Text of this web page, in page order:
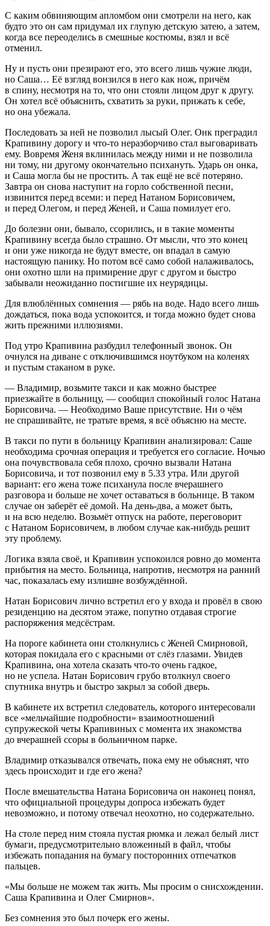
С каким обвиняющим апломбом они смотрели на него, как
будто это он сам придумал их глупую детскую затею, а затем,
когда все переоделись в смешные костюмы, взял и всё
отменил.
Ну и пусть они презирают его, это всего лишь чужие люди,
но Саша… Её взгляд вонзился в него как нож, причём
в спину, несмотря на то, что они стояли лицом друг к другу.
Он хотел всё объяснить, схватить за руки, прижать к себе,
но она убежала.
Последовать за ней не позволил лысый Олег. Онк преградил
Крапивину дорогу и что-то неразборчиво стал выговаривать
ему. Вовремя Женя вклинилась между ними и не позволила
ни тому, ни другому окончательно психануть. Ударь он онка,
и Саша могла бы не простить. А так ещё не всё потеряно.
Завтра он снова наступит на горло собственной песни,
извинится перед всеми: и перед Натаном Борисовичем,
и перед Олегом, и перед Женей, и Саша помилует его.
До болезни они, бывало, ссорились, и в такие моменты
Крапивину всегда было страшно. От мысли, что это конец
и они уже никогда не будут вместе, он впадал в самую
настоящую панику. Но потом всё само собой налаживалось,
они охотно шли на примирение друг с другом и быстро
забывали неожиданно постигшие их неурядицы.
Для влюблённых сомнения — рябь на воде. Надо всего лишь
дождаться, пока вода успокоится, и тогда можно будет снова
жить прежними иллюзиями.
Под утро Крапивина разбудил телефонный звонок. Он
очнулся на диване с отключившимся ноутбуком на коленях
и пустым стаканом в руке.
— Владимир, возьмите такси и как можно быстрее
приезжайте в больницу, — сообщил спокойный голос Натана
Борисовича. — Необходимо Ваше присутствие. Ни о чём
не спрашивайте, не тратьте время, я всё объясню на месте.
В такси по пути в больницу Крапивин анализировал: Саше
необходима срочная операция и требуется его согласие. Ночью
она почувствовала себя плохо, срочно вызвали Натана
Борисовича, и тот позвонил ему в 5.33 утра. Или другой
вариант: его жена тоже психанула после вчерашнего
разговора и больше не хочет оставаться в больнице. В таком
случае он заберёт её домой. На день-два, а может быть,
и на всю неделю. Возьмёт отпуск на работе, переговорит
с Натаном Борисовичем, в любом случае как-нибудь решит
эту проблему.
Логика взяла своё, и Крапивин успокоился ровно до момента
прибытия на место. Больница, напротив, несмотря на ранний
час, показалась ему излишне возбуждённой.
Натан Борисович лично встретил его у входа и провёл в свою
резиденцию на десятом этаже, попутно отдавая строгие
распоряжения медсёстрам.
На пороге кабинета они столкнулись с Женей Смирновой,
которая покидала его с красными от слёз глазами. Увидев
Крапивина, она хотела сказать что-то очень гадкое,
но не успела. Натан Борисович грубо втолкнул своего
спутника внутрь и быстро закрыл за собой дверь.
В кабинете их встретил следователь, которого интересовали
все «мельчайшие подробности» взаимоотношений
супружеской четы Крапивиных с момента их знакомства
до вчерашней ссоры в больничном парке.
Владимир отказывался отвечать, пока ему не объяснят, что
здесь происходит и где его жена?
После вмешательства Натана Борисовича он наконец понял,
что официальной процедуры допроса избежать будет
невозможно, и потому отвечал неохотно, но содержательно.
На столе перед ним стояла пустая рюмка и лежал белый лист
бумаги, предусмотрительно вложенный в файл, чтобы
избежать попадания на бумагу посторонних отпечатков
пальцев.
«Мы больше не можем так жить. Мы просим о снисхождении.
Саша Крапивина и Олег Смирнов».
Без сомнения это был почерк его жены.